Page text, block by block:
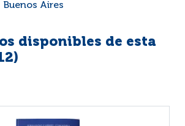
Buenos Aires
disponibles de esta
)